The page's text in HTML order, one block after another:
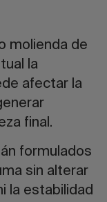
molienda de
la
afectar la
final.
formulados
sin alterar
la estabilidad